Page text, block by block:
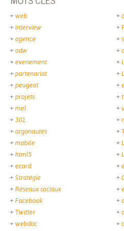
web
interview
agence
odw
evenement
partenariat
peugeot
projets
mel
301
argonautes
mobile
html5
ecard
Stratégie
Réseaux sociaux
Facebook
Twitter
webdoc